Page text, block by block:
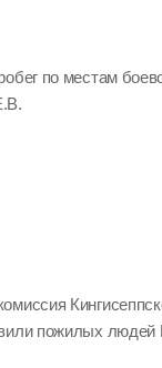
по местам
пожилых людей